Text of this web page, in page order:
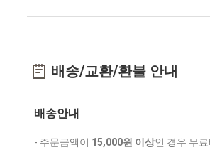
배송/교환/환불 안내
배송안내
- 주문금액이 15,000원 이상인 경우 무